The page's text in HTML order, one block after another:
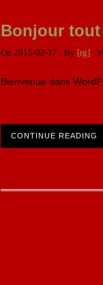
Bonjour tout
On 2015-02-17 · By [rg] ·
Bienvenue dans
CONTINUE READING